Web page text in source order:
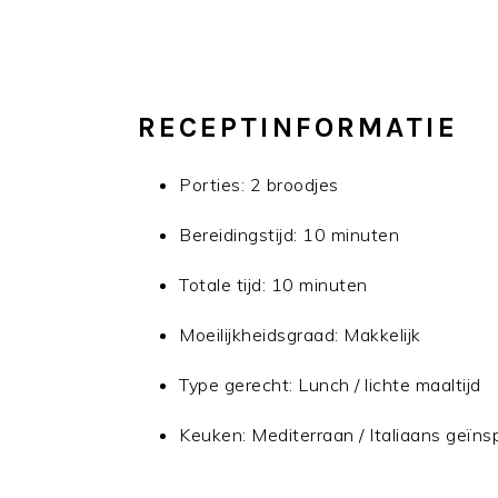
RECEPTINFORMATIE
Porties: 2 broodjes
Bereidingstijd: 10 minuten
Totale tijd: 10 minuten
Moeilijkheidsgraad: Makkelijk
Type gerecht: Lunch / lichte maaltijd
Keuken: Mediterraan / Italiaans